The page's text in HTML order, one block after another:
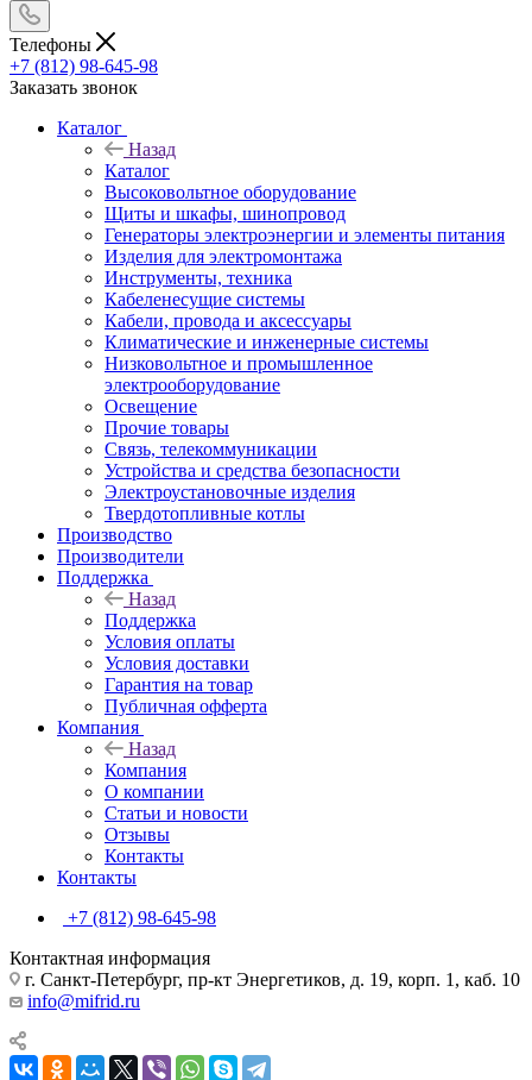
Телефоны
+7 (812) 98-645-98
Заказать звонок
Каталог
Назад
Каталог
Высоковольтное оборудование
Щиты и шкафы, шинопровод
Генераторы электроэнергии и элементы питания
Изделия для электромонтажа
Инструменты, техника
Кабеленесущие системы
Кабели, провода и аксессуары
Климатические и инженерные системы
Низковольтное и промышленное
электрооборудование
Освещение
Прочие товары
Связь, телекоммуникации
Устройства и средства безопасности
Электроустановочные изделия
Твердотопливные котлы
Производство
Производители
Поддержка
Назад
Поддержка
Условия оплаты
Условия доставки
Гарантия на товар
Публичная офферта
Компания
Назад
Компания
О компании
Статьи и новости
Отзывы
Контакты
Контакты
+7 (812) 98-645-98
Контактная информация
г. Санкт-Петербург, пр-кт Энергетиков, д. 19, корп. 1, каб. 10
info@mifrid.ru